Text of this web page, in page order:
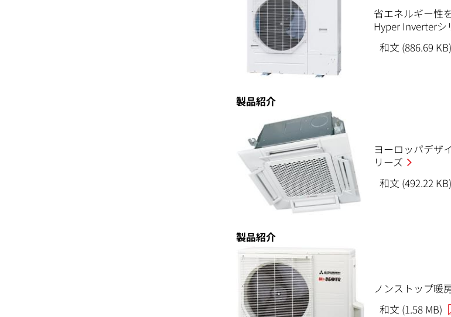
省エネルギー性
Hyper Inverterシ
和文 (886.69 KB)
製品紹介
ヨーロッパデザ
リーズ
和文 (492.22 KB)
製品紹介
ノンストップ暖
和文 (1.58 MB)